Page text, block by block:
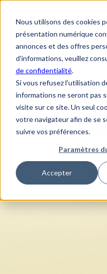
Nous utilisons des cookies
présentation numérique
annonces et des offres
d'informations, veuillez
de confidentialité.
Si vous refusez l'utilisation
informations ne seront pas
visite sur ce site. Un seul
votre navigateur afin de se
suivre vos préférences.
Paramètres
Accepter
SA : Voici
déroule
Tout sur le
la dissolution à la
juillet 2025